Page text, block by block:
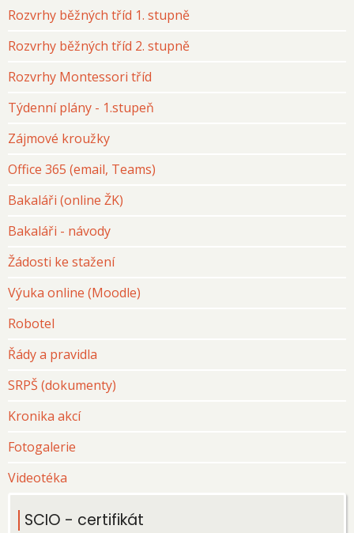
Rozvrhy běžných tříd 1. stupně
Rozvrhy běžných tříd 2. stupně
Rozvrhy Montessori tříd
Týdenní plány - 1.stupeň
Zájmové kroužky
Office 365 (email, Teams)
Bakaláři (online ŽK)
Bakaláři - návody
Žádosti ke stažení
Výuka online (Moodle)
Robotel
Řády a pravidla
SRPŠ (dokumenty)
Kronika akcí
Fotogalerie
Videotéka
SCIO - certifikát